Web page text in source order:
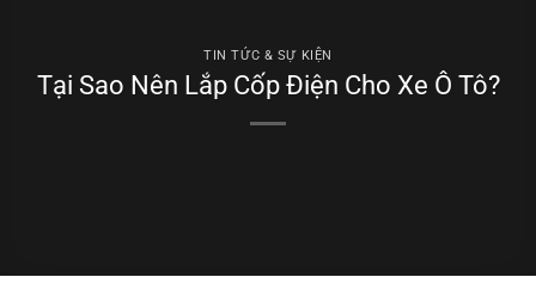
TIN TỨC & SỰ KIỆN
Tại Sao Nên Lắp Cốp Điện Cho Xe Ô Tô?